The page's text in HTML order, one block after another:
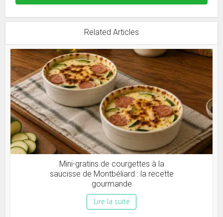
Related Articles
Mini-gratins de courgettes à la
saucisse de Montbéliard : la recette
gourmande
Lire la suite